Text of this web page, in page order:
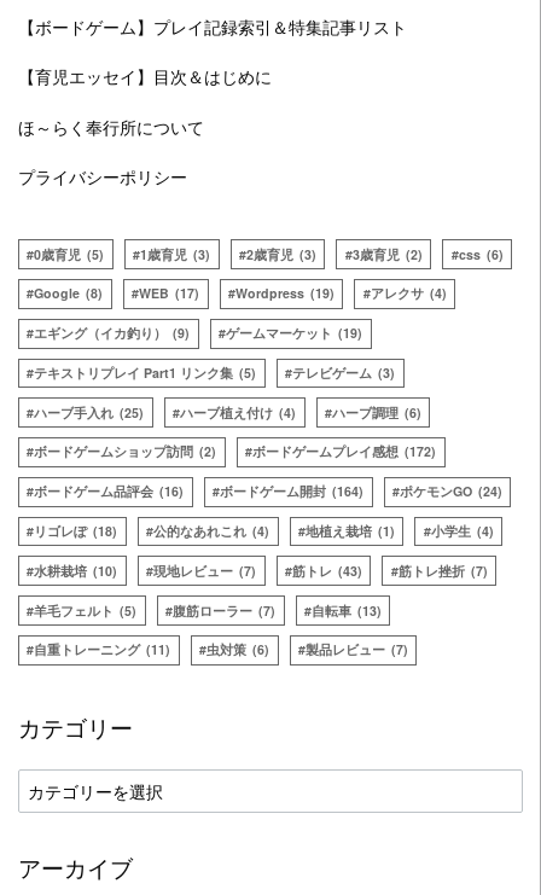
【ボードゲーム】プレイ記録索引＆特集記事リスト
【育児エッセイ】目次＆はじめに
ほ～らく奉行所について
プライバシーポリシー
0歳育児 (5) 1歳育児 (3) 2歳育児 (3) 3歳育児 (2) css (6)
Google (8) WEB (17) Wordpress (19) アレクサ (4)
エギング（イカ釣り） (9) ゲームマーケット (19)
テキストリプレイ Part1 リンク集 (5) テレビゲーム (3)
ハーブ手入れ (25) ハーブ植え付け (4) ハーブ調理 (6)
ボードゲームショップ訪問 (2) ボードゲームプレイ感想 (172)
ボードゲーム品評会 (16) ボードゲーム開封 (164) ポケモンGO (24)
リゴレぽ (18) 公的なあれこれ (4) 地植え栽培 (1) 小学生 (4)
水耕栽培 (10) 現地レビュー (7) 筋トレ (43) 筋トレ挫折 (7)
羊毛フェルト (5) 腹筋ローラー (7) 自転車 (13)
自重トレーニング (11) 虫対策 (6) 製品レビュー (7)
カテゴリー
カ
テ
リ
アーカイブ